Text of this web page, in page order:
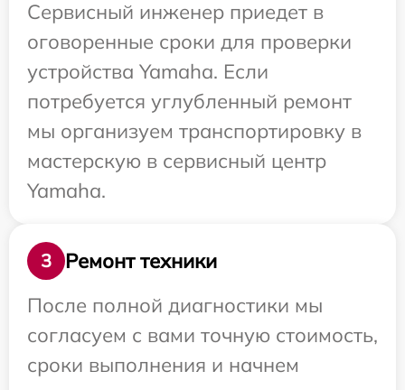
Сервисный инженер приедет в
оговоренные сроки для проверки
устройства Yamaha. Если
потребуется углубленный ремонт
мы организуем транспортировку в
мастерскую в сервисный центр
Yamaha.
3
Ремонт техники
После полной диагностики мы
согласуем с вами точную стоимость,
сроки выполнения и начнем